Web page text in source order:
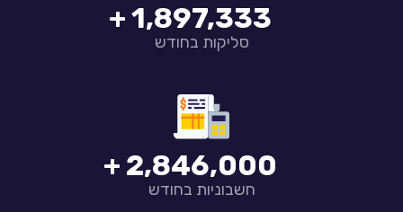
2,000,000
סליקות בחודש
3,000,000
חשבוניות בחודש